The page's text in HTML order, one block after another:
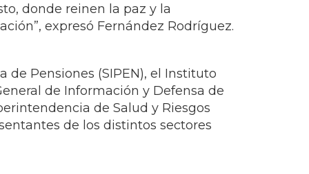
donde reinen la paz y la
expresó Fernández Rodríguez.
Pensiones (SIPEN), el Instituto
de Información y Defensa de
de Salud y Riesgos
de los distintos sectores